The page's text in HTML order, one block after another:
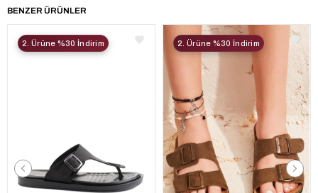
BENZER ÜRÜNLER
2. Ürüne %30 İndirim 2. Ürüne %30 İndirim